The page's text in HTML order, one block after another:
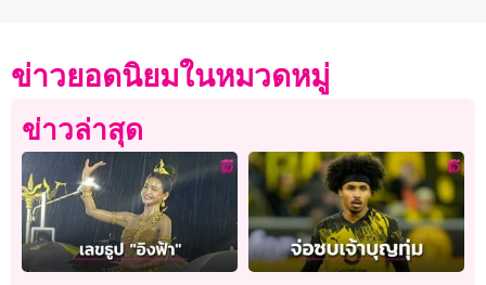
ข่าวยอดนิยมในหมวดหมู่
ข่าวล่าสุด